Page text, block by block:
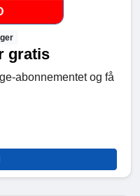
gratis
abonnementet og få